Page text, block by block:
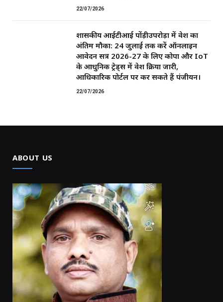
22/07/2026
शासकीय आईटीआई पोंड़ीउपरोड़ा में प्रवेश का
अंतिम मौका: 24 जुलाई तक करें ऑनलाइन
आवेदन सत्र 2026-27 के लिए कोपा और IoT
के आधुनिक ट्रेड्स में प्रवेश प्रक्रिया जारी,
आधिकारिक पोर्टल पर कर सकते हैं पंजीयन।
22/07/2026
ABOUT US